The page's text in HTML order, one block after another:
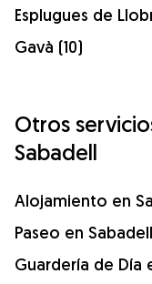
Esplugues de
Gavà (10)
Otros
Sabadell
Alojamiento en
Paseo en Sabadell
Guardería de Día